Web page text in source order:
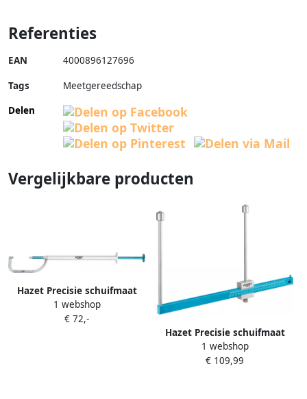
Referenties
EAN 4000896127696
Tags
Meetgereedschap
Delen
Vergelijkbare producten
Hazet Precisie schuifmaat
voor remschijven diktemeter
4956-3 · Lengte: 395 mm
1 webshop
€ 72,-
Hazet Precisie schuifmaat
voor remschijven 4956-4
1 webshop
€ 109,99